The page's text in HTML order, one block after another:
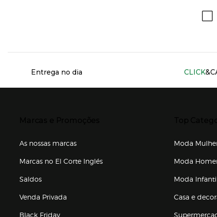
Entrega no dia CLICK
As nossas marcas
Marcas no El Corte Inglés
Saldos
Venda Privada
Black Friday
Moda
Moda
Moda
Casa e